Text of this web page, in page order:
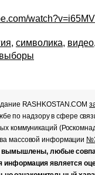
, символика, видео,
выборы
RASHKOSTAN.COM
по надзору в сфере
коммуникаций
массовой информации
вымышлены, любые
информация является